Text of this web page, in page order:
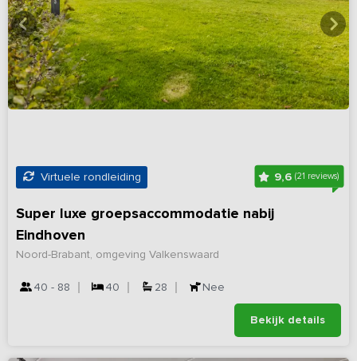
Virtuele rondleiding 9,6(21 reviews)
Super luxe groepsaccommodatie nabij
Eindhoven
Noord-Brabant, omgeving Valkenswaard
40 - 88 40 28 Nee
Bekijk details